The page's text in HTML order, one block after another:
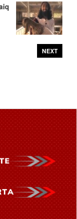
NEXT